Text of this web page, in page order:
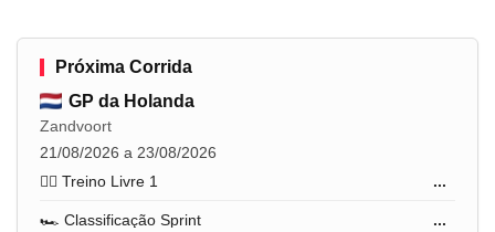
Próxima Corrida
GP da Holanda
Zandvoort
21/08/2026 a 23/08/2026
🏋️‍♂️ Treino Livre 1
...
🏎️ Classificação Sprint ...